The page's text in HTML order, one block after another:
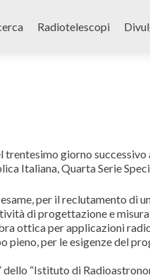
Radiotelescopi
giorno successivo
Italiana, Quarta Serie
per il reclutamento di
di progettazione e
ottica per applicazioni
per le esigenze del
“Istituto di